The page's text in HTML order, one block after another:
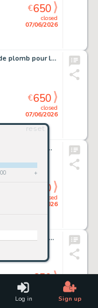
Log in Sign up
reset
+
closed
07/06/2026
€650
Tintin, illustration à la mine de plomb pour la…
closed
07/06/2026
€650
de 1996…
closed
07/06/2026
650
Illustration humoristique à la mine de plomb,…
07/06/2026
€650